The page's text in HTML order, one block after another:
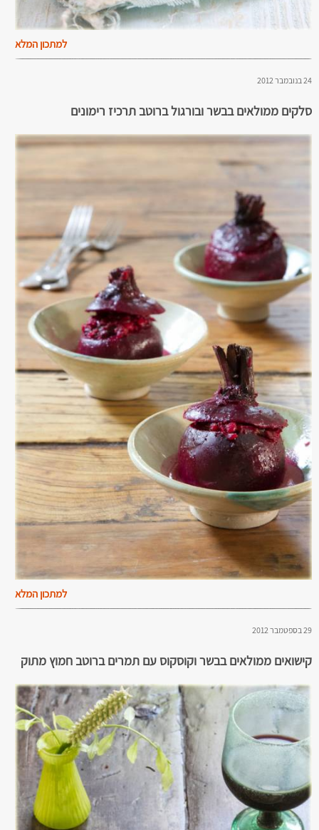
למתכון המלא
24 בנובמבר 2012
סלקים ממולאים בבשר ובורגול ברוטב תרכיז רימונים
למתכון המלא
29 בספטמבר 2012
קישואים ממולאים בבשר וקוסקוס עם תמרים ברוטב חמוץ מתוק